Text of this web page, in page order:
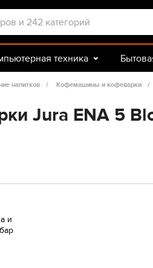
техника
подарки Зоотовары
напитков Кофемашины и кофеварки
Jura ENA 5
и